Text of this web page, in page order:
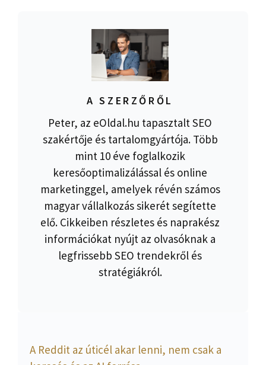
A SZERZŐRŐL
Peter, az eOldal.hu tapasztalt SEO
szakértője és tartalomgyártója. Több
mint 10 éve foglalkozik
keresőoptimalizálással és online
marketinggel, amelyek révén számos
magyar vállalkozás sikerét segítette
elő. Cikkeiben részletes és naprakész
információkat nyújt az olvasóknak a
legfrissebb SEO trendekről és
stratégiákról.
A Reddit az úticél akar lenni, nem csak a